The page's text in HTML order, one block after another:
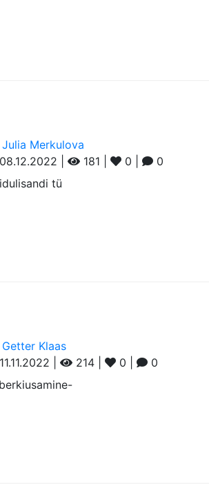
Julia Merkulova
08.12.2022 |
181 | 0 |
0
tü
Getter Klaas
11.11.2022 |
214 | 0 |
0